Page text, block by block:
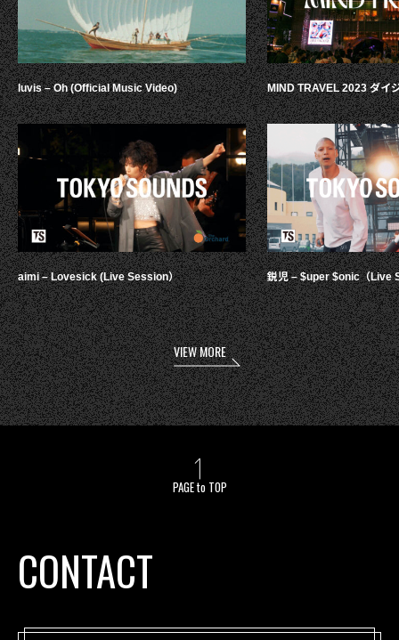
luvis – Oh (Official Music Video)
aimi – Lovesick (Live Session）
MIND TRAVEL 2023 ダイ
鋭児 – $uper $onic（Live
VIEW MORE
PAGE to TOP
CONTACT